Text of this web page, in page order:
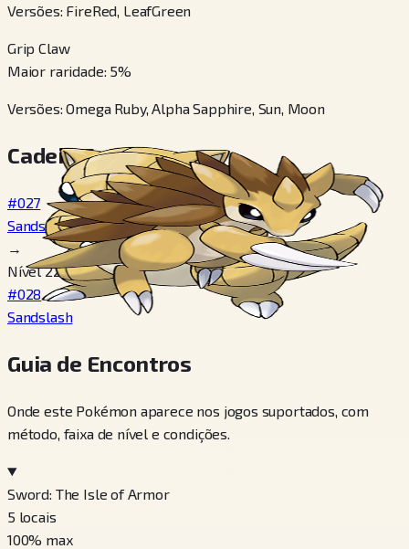
Versões: FireRed, LeafGreen
Grip Claw
Maior raridade: 5%
Versões:Omega Ruby, Alpha Sapphire, Sun, Moon
Cadeia Evolutiva
#027
Sandshrew
→
Nível 22, Usar Ice Stone
#028
Sandslash
Guia de Encontros
Onde este Pokémon aparece nos jogos suportados, com
método, faixa de nível e condições.
Sword: The Isle of Armor
5 locais
100% max